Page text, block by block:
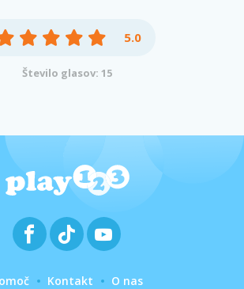
5.0
Število glasov: 15
Kontakt O nas